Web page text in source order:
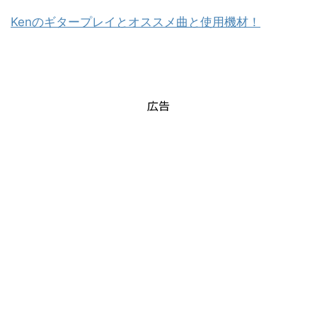
Kenのギタープレイとオススメ曲と使用機材！
広告